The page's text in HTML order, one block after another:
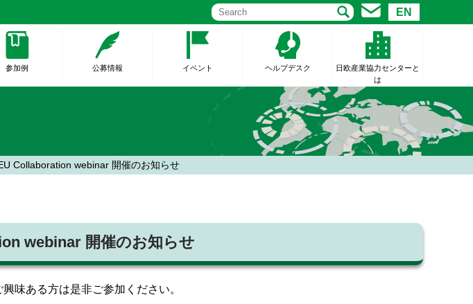
EN
参加例 公募情報 イベント ヘルプデスク
日欧産業協力センターと
は
Collaboration webinar 開催のお知らせ
webinar 開催のお知らせ
味ある方は是非ご参加ください。